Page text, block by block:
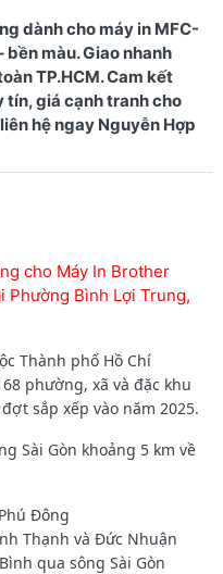
dành cho máy in MFC-
màu. Giao nhanh
TP.HCM. Cam kết
tín, giá cạnh tranh cho
hệ ngay Nguyễn Hợp
cho Máy In Brother
Phường Bình Lợi Trung,
Thành phố Hồ Chí
phường, xã và đặc khu
sắp xếp vào năm 2025.
Sài Gòn khoảng 5 km về
Đông
Thạnh và Đức Nhuận
qua sông Sài Gòn